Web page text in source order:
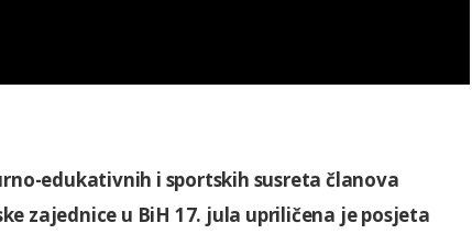
edukativnih i sportskih susreta članova
zajednice u BiH 17. jula upriličena je posjeta